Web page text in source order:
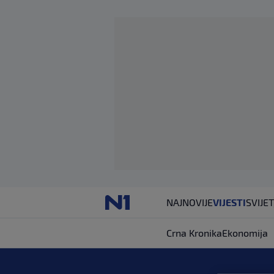
NAJNOVIJEVIJESTISVIJET
Crna KronikaEkonomija